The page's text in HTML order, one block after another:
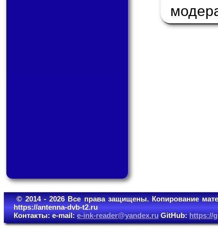
© 2014 - 2026 Все права защищены. Копирование
https://antenna-dvb-t2.ru
Контакты: e-mail:e-ink-reader@yandex.ruGitHub:https://